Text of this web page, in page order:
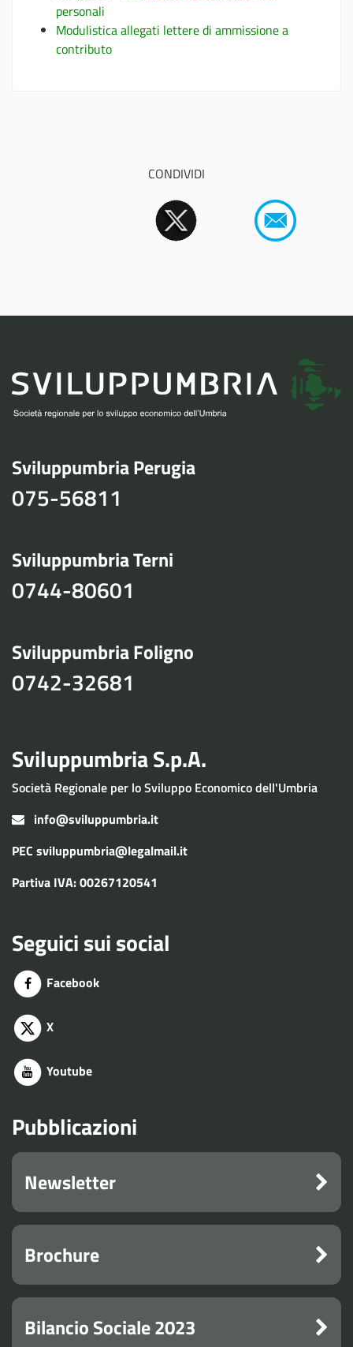
personali
Modulistica allegati lettere di ammissione a
contributo
CONDIVIDI
Sviluppumbria Perugia
075-56811
Sviluppumbria Terni
0744-80601
Sviluppumbria Foligno
0742-32681
Sviluppumbria S.p.A.
Società Regionale per lo Sviluppo Economico dell'Umbria
info@sviluppumbria.it
PEC sviluppumbria@legalmail.it
Partiva IVA: 00267120541
Seguici sui social
Facebook
X
Youtube
Pubblicazioni
Newsletter
Brochure
Bilancio Sociale 2023